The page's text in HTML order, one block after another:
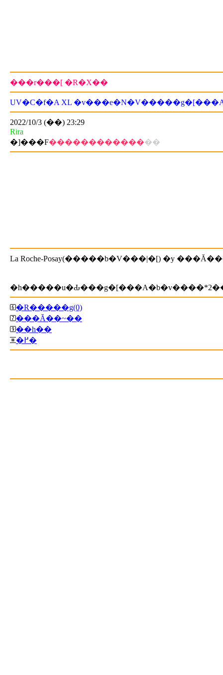
���r���[ �R�X��
UV�C�f�A XL
2022/10/3 (��) 23:29
Rira
�]���F��������������
�R�����g(0)
���Ă��~��
��h��
�߂�